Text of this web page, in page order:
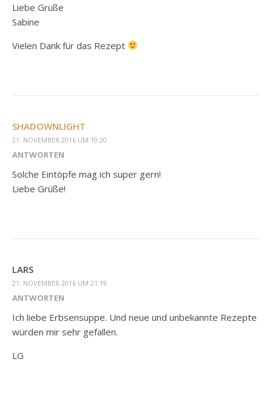
Liebe Grüße
Sabine
Vielen Dank für das Rezept
SHADOWNLIGHT
21. NOVEMBER 2016 UM 19:20
ANTWORTEN
Solche Eintöpfe mag ich super gern!
Liebe Grüße!
LARS
21. NOVEMBER 2016 UM 21:19
ANTWORTEN
Ich liebe Erbsensuppe. Und neue und unbekannte Rezepte
würden mir sehr gefallen.
LG